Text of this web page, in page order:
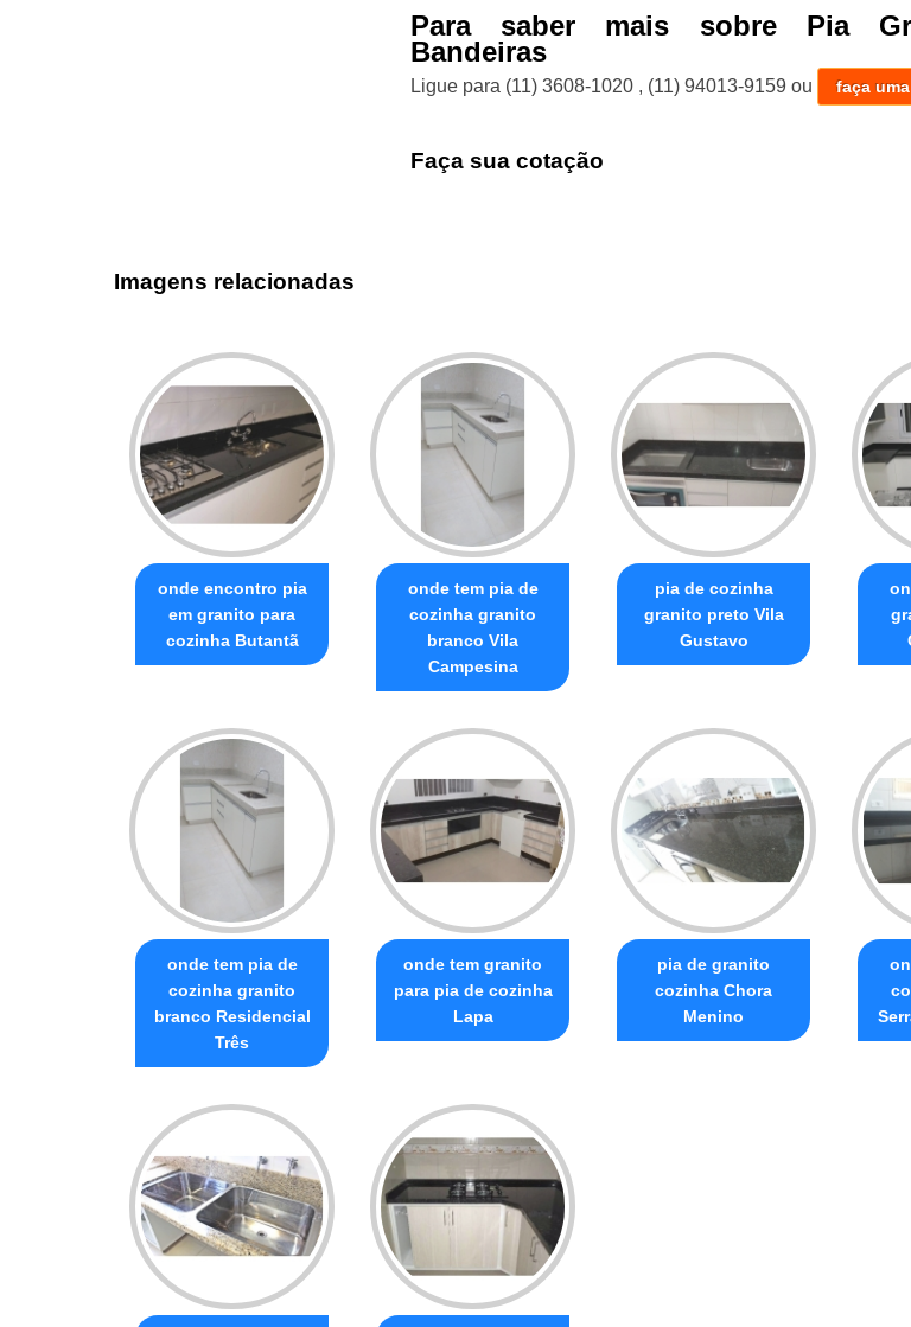
Para saber mais sobre Pia
Bandeiras
Ligue para (11) 3608-1020 , (11) 94013-9159 ou faça
Faça sua cotação
Imagens relacionadas
onde encontro pia
em granito para
cozinha Butantã
onde tem pia de
cozinha granito
branco Vila
Campesina
pia de cozinha
granito preto Vila
Gustavo
onde tem pia de
cozinha granito
branco Residencial
Três
onde tem granito
para pia de cozinha
Lapa
pia de granito
cozinha Chora
Menino